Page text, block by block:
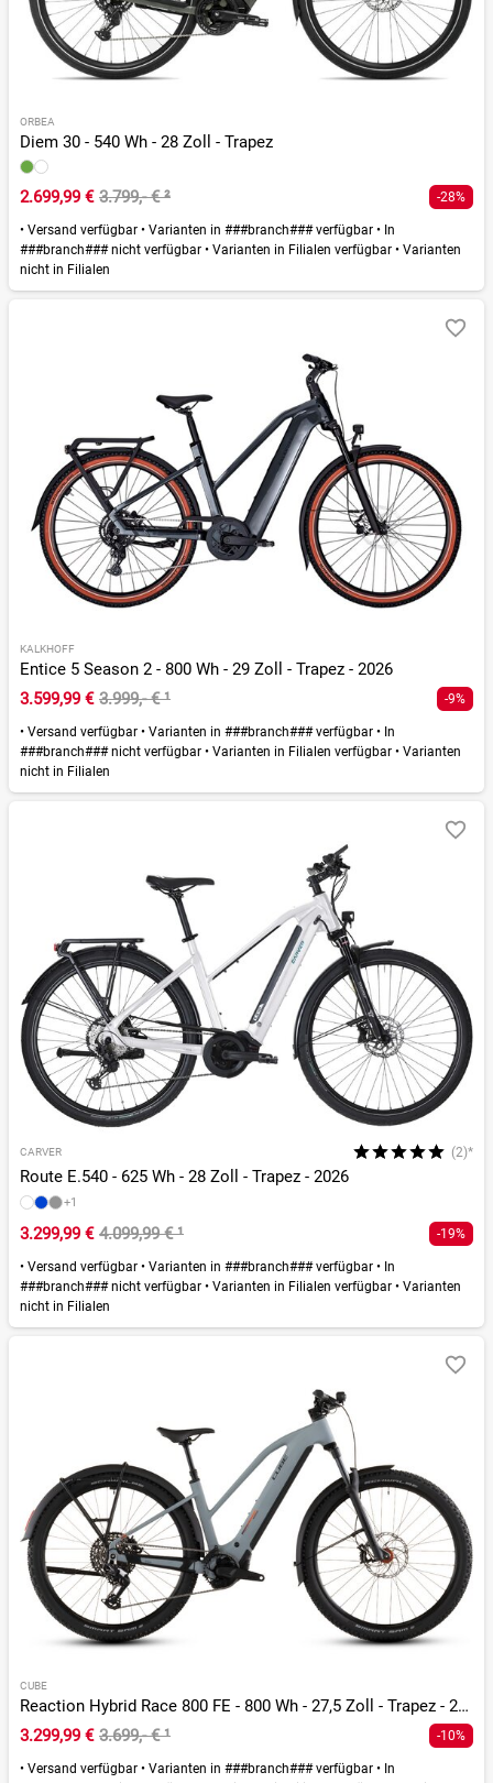
ORBEA
Diem 30 - 540 Wh - 28 Zoll - Trapez
2.699,99 € 3.799,- €² -28%
• Versand verfügbar • Varianten in ###branch### verfügbar • In
###branch### nicht verfügbar • Varianten in Filialen verfügbar • Varianten
nicht in Filialen
KALKHOFF
Entice 5 Season 2 - 800 Wh - 29 Zoll - Trapez - 2026
3.599,99 € 3.999,- €¹ -9%
• Versand verfügbar • Varianten in ###branch### verfügbar • In
###branch### nicht verfügbar • Varianten in Filialen verfügbar • Varianten
nicht in Filialen
CARVER (2)*
Route E.540 - 625 Wh - 28 Zoll - Trapez - 2026
+1
3.299,99 € 4.099,99 €¹ -19%
• Versand verfügbar • Varianten in ###branch### verfügbar • In
###branch### nicht verfügbar • Varianten in Filialen verfügbar • Varianten
nicht in Filialen
CUBE
Reaction Hybrid Race 800 FE - 800 Wh - 27,5 Zoll - Trapez - 2026
3.299,99 € 3.699,- €¹ -10%
• Versand verfügbar • Varianten in ###branch### verfügbar • In